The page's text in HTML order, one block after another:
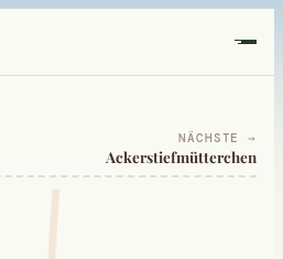
NÄCHSTE →
Ackerstiefmütterchen